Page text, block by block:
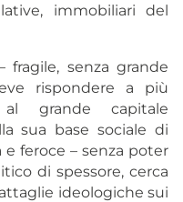
immobiliari del
senza grande
rispondere a più
grande capitale
sua base sociale di
feroce – senza poter
di spessore, cerca
ideologiche sui